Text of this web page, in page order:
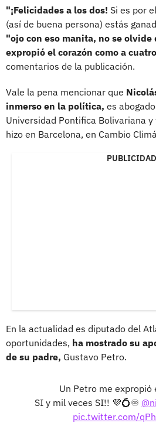
"¡Felicidades a los dos! Si es por
(así de buena persona) estás
"ojo con eso manita, no se olvide
expropió el corazón como a
comentarios de la publicación.
Vale la pena mencionar que
inmerso en la política, es
Universidad Pontifica Bolivariana
hizo en Barcelona, en Cambio
PUBLICIDAD
En la actualidad es diputado del
oportunidades, ha mostrado su
de su padre, Gustavo Petro.
Un Petro me expropió
SI y mil veces SI!! 💜💍♾
pic.twitter.com/